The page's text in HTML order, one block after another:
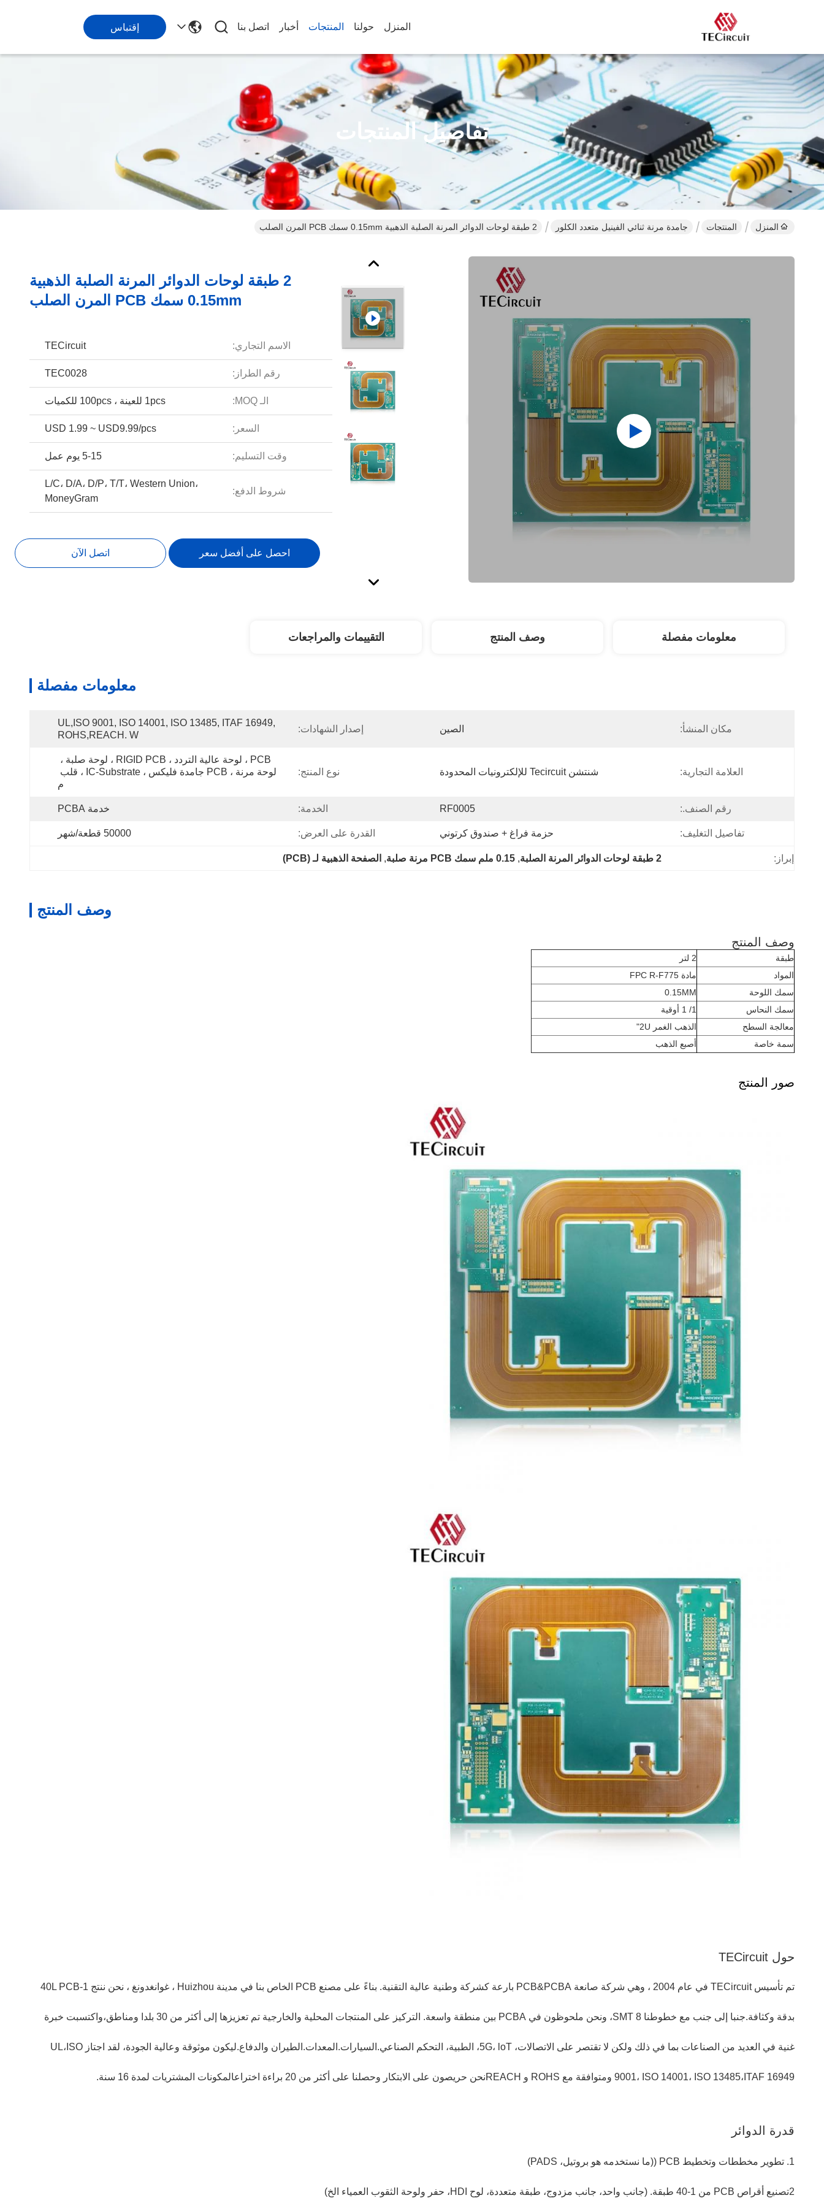
المنزل حولنا المنتجات أخبار اتصل بنا إقتباس
تفاصيل المنتجات
المنزل المنتجات جامدة مرنة ثنائي الفينيل متعدد الكلور 2 طبقة لوحات الدوائر المرنة الصلبة الذهبية 0.15mm سمك PCB المرن الصلب
2 طبقة لوحات الدوائر المرنة الصلبة الذهبية
0.15mm سمك PCB المرن الصلب
الاسم التجاري: TECircuit
رقم الطراز: TEC0028
الـ MOQ: 1pcs للعينة ، 100pcs للكميات
السعر: USD 1.99 ~ USD9.99/pcs
وقت التسليم: 5-15 يوم عمل
شروط الدفع:
L/C، D/A، D/P، T/T، Western Union،
MoneyGram
احصل على أفضل سعر اتصل الآن
معلومات مفصلة وصف المنتج التقييمات والمراجعات
معلومات مفصلة
مكان المنشأ: الصين إصدار الشهادات:
UL,ISO 9001, ISO 14001, ISO 13485, ITAF 16949,
ROHS,REACH. W
العلامة التجارية: شنتشن Tecircuit للإلكترونيات المحدودة نوع المنتج:
م
رقم الصنف.: RF0005 الخدمة: خدمة PCBA
تفاصيل التغليف: حزمة فراغ + صندوق كرتوني القدرة على العرض: 50000 قطعة/شهر
إبراز: 2 طبقة لوحات الدوائر المرنة الصلبة , 0.15 ملم سمك PCB مرنة صلبة , الصفحة الذهبية لـ (PCB)
وصف المنتج
وصف المنتج
طبقة
2 لتر
المواد
مادة FPC R-F775
سمك اللوحة
0.15MM
سمك النحاس
1/ 1 أوقية
معالجة السطح
الذهب الغمر 2U"
سمة خاصة
أصبع الذهب
صور المنتج
حول TECircuit
تم تأسيس TECircuit في عام 2004 ، وهي شركة صانعة PCB&PCBA بارعة كشركة وطنية عالية التقنية. بناءً على مصنع PCB الخاص بنا في مدينة Huizhou ، غوانغدونغ ، نحن ننتج 1-40L PCB
بدقة وكثافة.جنبا إلى جنب مع خطوطنا 8 SMT، ونحن ملحوظون في PCBA بين منطقة واسعة. التركيز على المنتجات المحلية والخارجية تم تعزيزها إلى أكثر من 30 بلدا ومناطق،واكتسبت خبرة
غنية في العديد من الصناعات بما في ذلك ولكن لا تقتصر على الاتصالات، 5G، loT، الطبية، التحكم الصناعي.السيارات.المعدات.الطيران والدفاع.ليكون موثوقة وعالية الجودة، لقد اجتاز UL،ISO
9001، ISO 14001، ISO 13485،ITAF 16949 ومتوافقة مع ROHS و REACHنحن حريصون على الابتكار وحصلنا على أكثر من 20 براءة اختراعالمكونات المشتريات لمدة 16 سنة.
قدرة الدوائر
1. تطوير مخططات وتخطيط PCB ((ما نستخدمه هو بروتيل، PADS)
2تصنيع أقراص PCB من 1-40 طبقة. (جانب واحد، جانب مزدوج، طبقة متعددة، لوح HDI، حفر ولوحة الثقوب العمياء الخ)